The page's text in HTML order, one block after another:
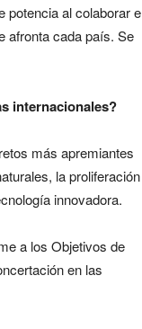
potencia al colaborar e
afronta cada país. Se
internacionales?
más apremiantes
la proliferación
innovadora.
a los Objetivos de
en las